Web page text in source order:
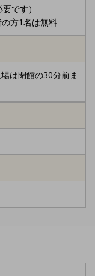
です）
方1名は無料
は閉館の30分前ま